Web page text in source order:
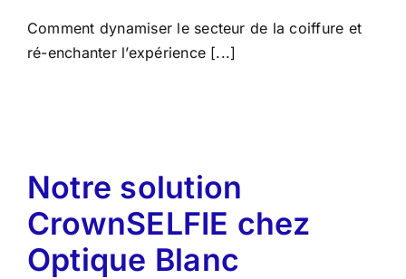
Comment dynamiser le secteur de la coiffure et
ré-enchanter l’expérience [...]
Notre solution
CrownSELFIE chez
Optique Blanc